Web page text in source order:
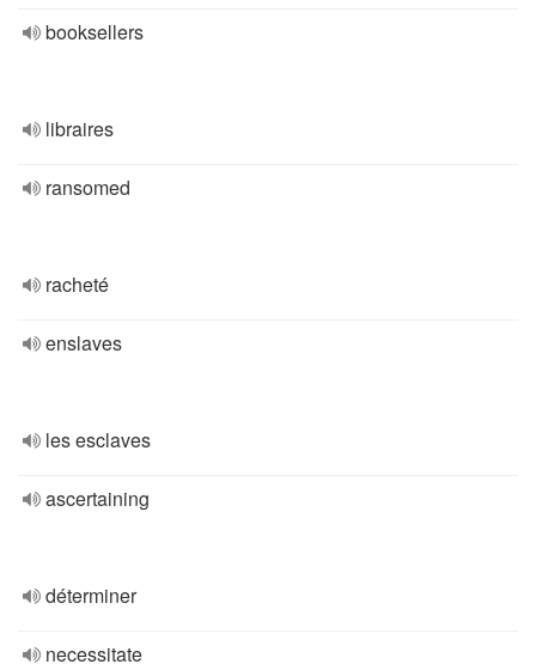
booksellers
libraires
ransomed
racheté
enslaves
les esclaves
ascertaining
déterminer
necessitate